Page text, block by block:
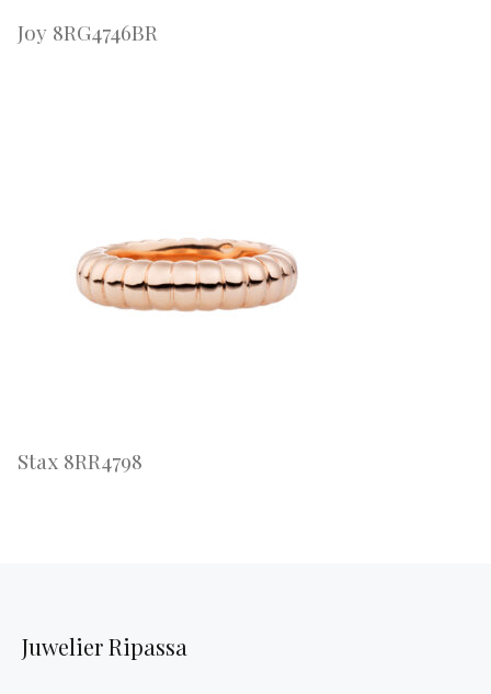
Joy 8RG4746BR
Stax 8RR4798
Juwelier Ripassa